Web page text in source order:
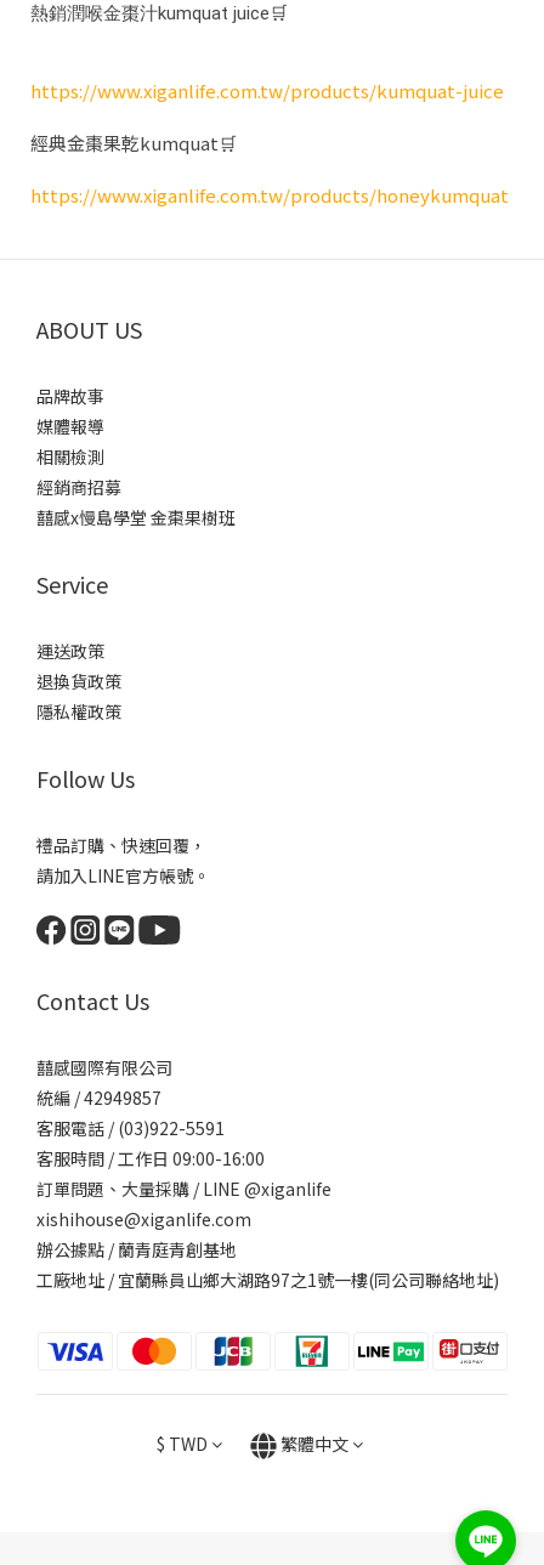
熱銷潤喉金棗汁kumquat juice🛒
https://www.xiganlife.com.tw/products/kumquat-juice
經典金棗果乾kumquat🛒
https://www.xiganlife.com.tw/products/honeykumquat
ABOUT US
品牌故事
媒體報導
相關檢測
經銷商招募
囍感x慢島學堂 金棗果樹班
Service
運送政策
退換貨政策
隱私權政策
Follow Us
禮品訂購、快速回覆，
請加入LINE官方帳號。
Contact Us
囍感國際有限公司
統編 / 42949857
客服電話 / (03)922-5591
客服時間 / 工作日 09:00-16:00
訂單問題、大量採購 / LINE @xiganlife
xishihouse@xiganlife.com
辦公據點 / 蘭青庭青創基地
工廠地址 / 宜蘭縣員山鄉大湖路97之1號一樓(同公司聯絡地址)
$ TWD 繁體中文